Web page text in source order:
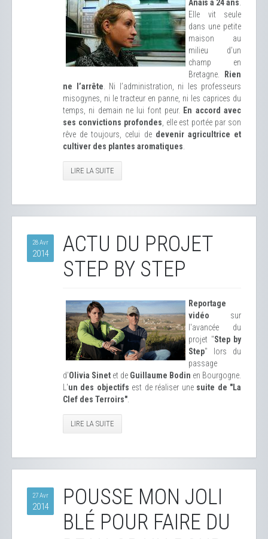
Anaïs a 24 ans
Elle vit seule
dans une petite
maison au
milieu d’un
champ en
Bretagne.
Rien
ne l’arrête . Ni l’administration, ni les professeurs
misogynes, ni le tracteur en panne, ni les caprices du
temps, ni demain ne lui font peur.
En accord avec
ses convictions profondes , elle est portée par son
rêve de toujours, celui de devenir agricultrice et
cultiver des plantes aromatiques
LIRE LA SUITE
28 Avr
2014
ACTU DU PROJET
STEP BY STEP
Reportage
vidéo sur
l'avancée du
projet "Step by
Step" lors du
passage
d'Olivia Sinet et de Guillaume Bodin en Bourgogne.
L'un des objectifs est de réaliser une suite de "La
Clef des Terroirs"
LIRE LA SUITE
27 Avr
2014
POUSSE MON JOLI
BLÉ POUR FAIRE DU